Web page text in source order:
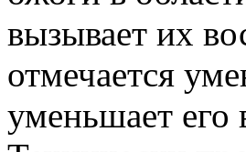
вызывает их
отмечается
уменьшает его